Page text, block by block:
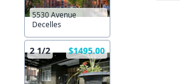
5530 Avenue
Decelles
2 1/2 $1495.00